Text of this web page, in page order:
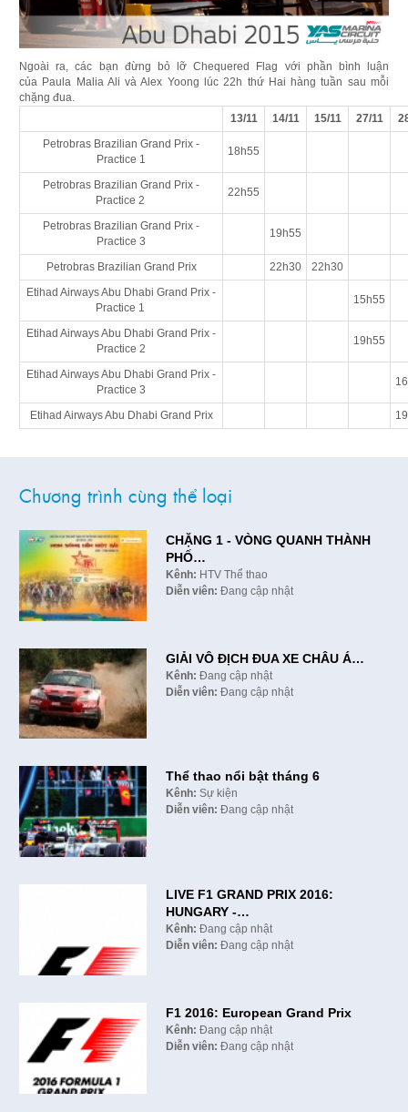
Ngoài ra, các bạn đừng bỏ lỡ Chequered Flag với phần bình luận
của Paula Malia Ali và Alex Yoong lúc 22h thứ Hai hàng tuần sau mỗi
chặng đua.
13/11
14/11 15/11 27/11
Petrobras Brazilian Grand Prix -
Practice 1
18h55
Petrobras Brazilian Grand Prix -
Practice 2
22h55
Petrobras Brazilian Grand Prix -
Practice 3
19h55
Petrobras Brazilian Grand Prix 22h30
22h30
Etihad Airways Abu Dhabi Grand Prix -
Practice 1
15h55
Etihad Airways Abu Dhabi Grand Prix -
Practice 2
19h55
Etihad Airways Abu Dhabi Grand Prix -
Practice 3
Etihad Airways Abu Dhabi Grand Prix
Chương trình cùng thể loại
CHẶNG 1 - VÒNG QUANH THÀNH
PHỐ…
Kênh: HTV Thể thao
Diễn viên: Đang cập nhật
GIẢI VÔ ĐỊCH ĐUA XE CHÂU Á…
Kênh: Đang cập nhật
Diễn viên: Đang cập nhật
Thể thao nổi bật tháng 6
Kênh: Sự kiện
Diễn viên: Đang cập nhật
LIVE F1 GRAND PRIX 2016:
HUNGARY -…
Kênh: Đang cập nhật
Diễn viên: Đang cập nhật
F1 2016: European Grand Prix
Kênh: Đang cập nhật
Diễn viên: Đang cập nhật